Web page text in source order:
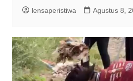
lensaperistiwa Agustus 8,